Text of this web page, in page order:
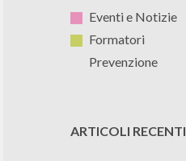
Eventi e Notizie
Formatori
Prevenzione
ARTICOLI RECENTI